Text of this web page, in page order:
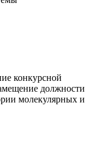
конкурсной
должности
молекулярных и